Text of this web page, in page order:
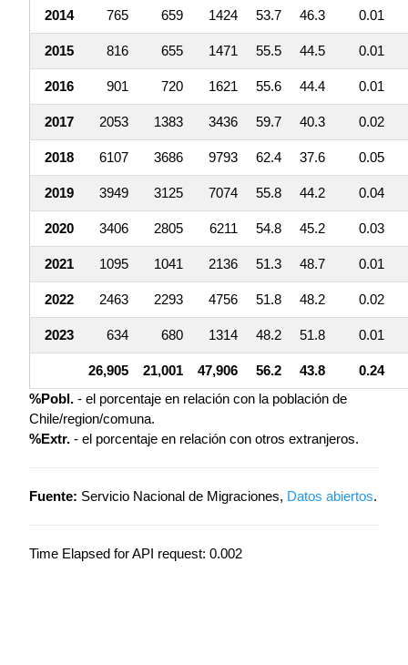
2014 765 659 1424 53.7 46.3 0.01
2015 816 655 1471 55.5 44.5 0.01
2016 901 720 1621 55.6 44.4 0.01
2017 2053 1383 3436 59.7 40.3 0.02
2018 6107 3686 9793 62.4 37.6 0.05
2019 3949 3125 7074 55.8 44.2 0.04
2020 3406 2805 6211 54.8 45.2 0.03
2021 1095 1041 2136 51.3 48.7 0.01
2022 2463 2293 4756 51.8 48.2 0.02
2023 634 680 1314 48.2 51.8 0.01
26,905 21,001 47,906 56.2 43.8
0.24
%Pobl. - el porcentaje en relación con la población de
Chile/region/comuna.
%Extr. - el porcentaje en relación con otros extranjeros.
Fuente: Servicio Nacional de Migraciones, Datos abiertos.
Time Elapsed for API request: 0.002